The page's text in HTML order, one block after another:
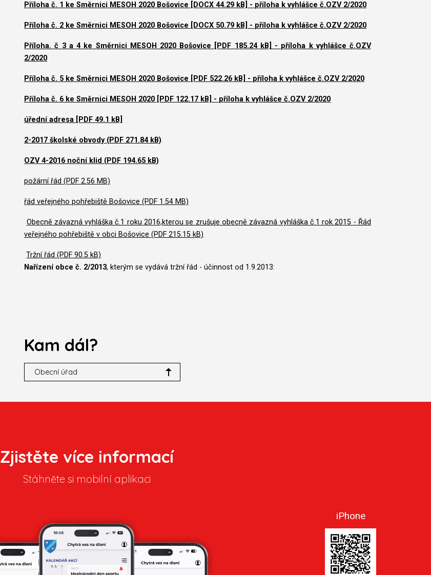
Příloha č. 1 ke Směrnici MESOH 2020 Bošovice [DOCX 44.29 kB] - příloha k vyhlášce č.OZV 2/2020
Příloha č. 2 ke Směrnici MESOH 2020 Bošovice [DOCX 50.79 kB] - příloha k vyhlášce č.OZV 2/2020
Příloha. č 3 a 4 ke Směrnici MESOH 2020 Bošovice [PDF 185.24 kB] - příloha k vyhlášce č.OZV
2/2020
Příloha č. 5 ke Směrnici MESOH 2020 Bošovice [PDF 522.26 kB] - příloha k vyhlášce č.OZV 2/2020
Příloha č. 6 ke Směrnici MESOH 2020 [PDF 122.17 kB] - příloha k vyhlášce č.OZV 2/2020
úřední adresa [PDF 49.1 kB]
2-2017 školské obvody (PDF 271.84 kB)
OZV 4-2016 noční klid (PDF 194.65 kB)
požární řád (PDF 2.56 MB)
řád veřejného pohřebiště Bošovice (PDF 1.54 MB)
Obecně závazná vyhláška č.1 roku 2016,kterou se zrušuje obecně závazná vyhláška č.1 rok 2015 - Řád
veřejného pohřebiště v obci Bošovice (PDF 215.15 kB)
Tržní řád (PDF 90.5 kB)
Nařízení obce č. 2/2013, kterým se vydává tržní řád - účinnost od 1.9.2013:
Kam dál?
Obecní úřad
Zjistěte více informací
Stáhněte si mobilní aplikaci
iPhone